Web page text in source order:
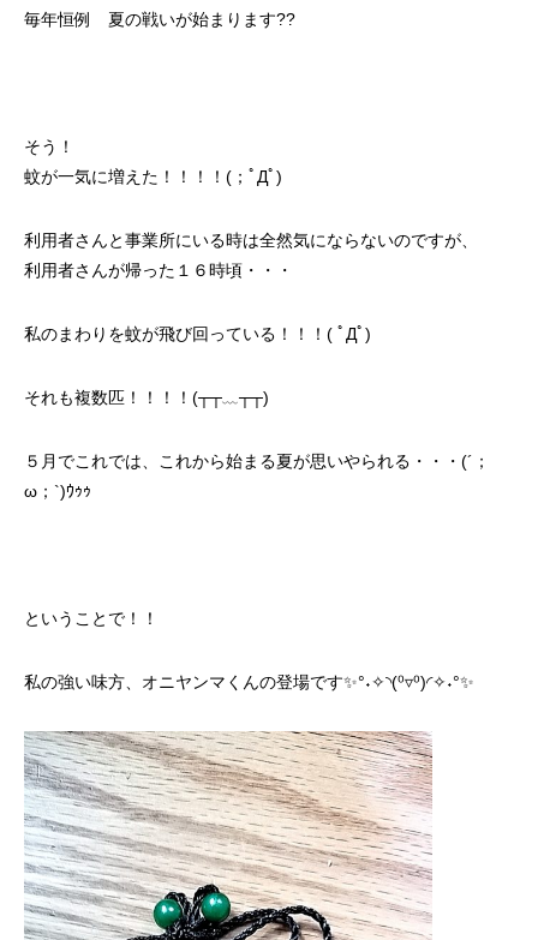
毎年恒例 夏の戦いが始まります??
そう！
蚊が一気に増えた！！！！(；ﾟДﾟ)
利用者さんと事業所にいる時は全然気にならないのですが、
利用者さんが帰った１６時頃・・・
私のまわりを蚊が飛び回っている！！！( ﾟДﾟ)
それも複数匹！！！！(┬┬﹏┬┬)
５月でこれでは、これから始まる夏が思いやられる・・・(´；
ω；`)ｳｩｩ
ということで！！
私の強い味方、オニヤンマくんの登場です✨°˖✧◝(⁰▿⁰)◜✧˖°✨